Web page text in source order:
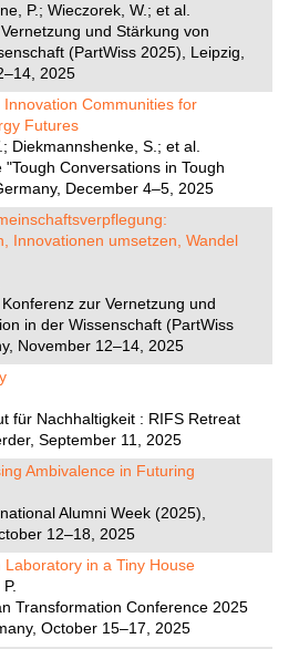
P.; Wieczorek, W.; et al.
und Stärkung von
(PartWiss 2025), Leipzig,
2025
Communities for
Futures
Diekmannshenke, S.; et al.
Conversations in Tough
December 4–5, 2025
Innovationen umsetzen, Wandel
zur Vernetzung und
in der Wissenschaft (PartWiss
November 12–14, 2025
für Nachhaltigkeit : RIFS Retreat
September 11, 2025
Ambivalence in Futuring
Alumni Week (2025),
12–18, 2025
in a Tiny House
Transformation Conference 2025
October 15–17, 2025